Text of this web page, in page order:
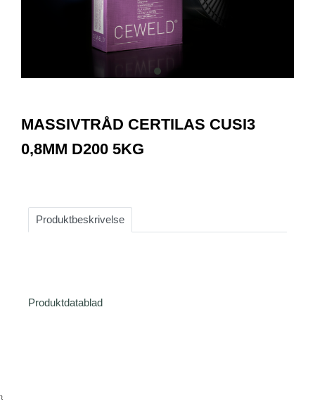
item
of
1
MASSIVTRÅD CERTILAS CUSI3
0,8MM D200 5KG
Produktbeskrivelse
Produktdatablad